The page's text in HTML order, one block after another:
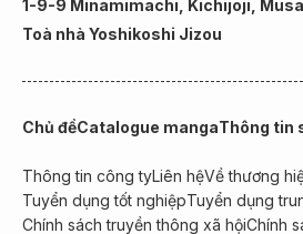
1-9-9 Minamimachi, Kichijoji,
Toà nhà Yoshikoshi Jizou
Chủ đềCatalogue mangaThông tin
Thông tin công tyLiên hệVề thương
Tuyển dụng tốt nghiệpTuyển dụng
Chính sách truyền thông xã hộiChính